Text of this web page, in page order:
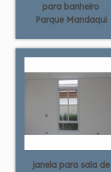
para banheiro
Parque Mandaqui
janela para sala de